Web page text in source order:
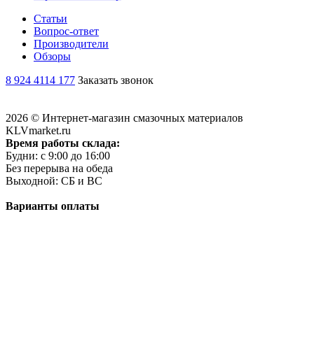
Статьи
Вопрос-ответ
Производители
Обзоры
8 924 4114 177 Заказать звонок
2026 © Интернет-магазин смазочных материалов
KLVmarket.ru
Время работы склада:
Будни: c 9:00 до 16:00
Без перерыва на обеда
Выходной: СБ и ВС
Варианты оплаты